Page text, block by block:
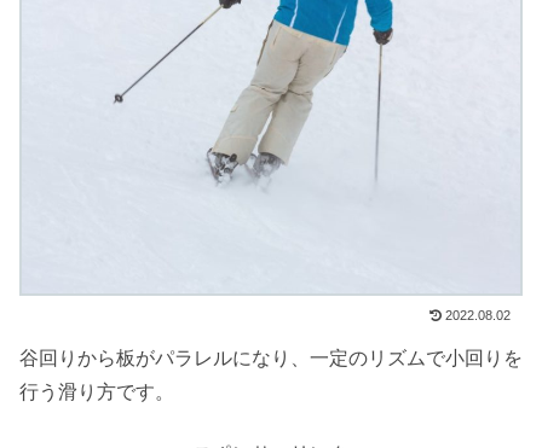
2022.08.02
谷回りから板がパラレルになり、一定のリズムで小回りを
行う滑り方です。